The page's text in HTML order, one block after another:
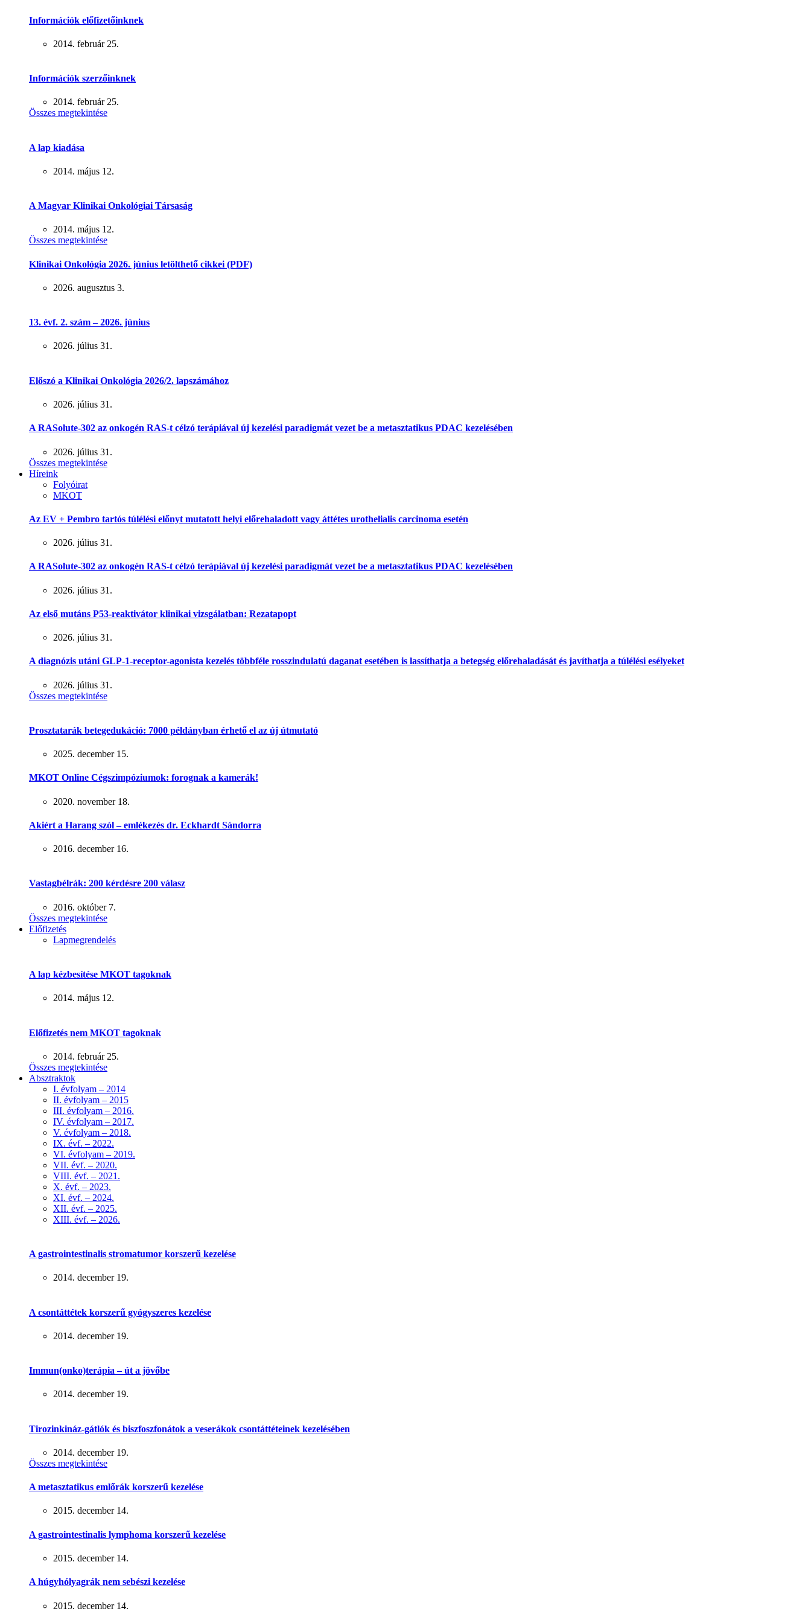
Információk előfizetőinknek
2014. február 25.
Információk szerzőinknek
2014. február 25.
Összes megtekintése
A lap kiadása
2014. május 12.
A Magyar Klinikai Onkológiai Társaság
2014. május 12.
Összes megtekintése
Klinikai Onkológia 2026. június letölthető cikkei (PDF)
2026. augusztus 3.
13. évf. 2. szám – 2026. június
2026. július 31.
Előszó a Klinikai Onkológia 2026/2. lapszámához
2026. július 31.
A RASolute-302 az onkogén RAS-t célzó terápiával új kezelési paradigmát vezet be a metasztatikus PDAC kezelésében
2026. július 31.
Összes megtekintése
Híreink
Folyóirat
MKOT
Az EV + Pembro tartós túlélési előnyt mutatott helyi előrehaladott vagy áttétes urothelialis carcinoma esetén
2026. július 31.
A RASolute-302 az onkogén RAS-t célzó terápiával új kezelési paradigmát vezet be a metasztatikus PDAC kezelésében
2026. július 31.
Az első mutáns P53-reaktivátor klinikai vizsgálatban: Rezatapopt
2026. július 31.
A diagnózis utáni GLP-1-receptor-agonista kezelés többféle rosszindulatú daganat esetében is lassíthatja a betegség előrehaladását és javíthatja a túlélési esélyeket
2026. július 31.
Összes megtekintése
Prosztatarák betegedukáció: 7000 példányban érhető el az új útmutató
2025. december 15.
MKOT Online Cégszimpóziumok: forognak a kamerák!
2020. november 18.
Akiért a Harang szól – emlékezés dr. Eckhardt Sándorra
2016. december 16.
Vastagbélrák: 200 kérdésre 200 válasz
2016. október 7.
Összes megtekintése
Előfizetés
Lapmegrendelés
A lap kézbesítése MKOT tagoknak
2014. május 12.
Előfizetés nem MKOT tagoknak
2014. február 25.
Összes megtekintése
Absztraktok
I. évfolyam – 2014
II. évfolyam – 2015
III. évfolyam – 2016.
IV. évfolyam – 2017.
V. évfolyam – 2018.
IX. évf. – 2022.
VI. évfolyam – 2019.
VII. évf. – 2020.
VIII. évf. – 2021.
X. évf. – 2023.
XI. évf. – 2024.
XII. évf. – 2025.
XIII. évf. – 2026.
A gastrointestinalis stromatumor korszerű kezelése
2014. december 19.
A csontáttétek korszerű gyógyszeres kezelése
2014. december 19.
Immun(onko)terápia – út a jövőbe
2014. december 19.
Tirozinkináz-gátlók és biszfoszfonátok a veserákok csontáttéteinek kezelésében
2014. december 19.
Összes megtekintése
A metasztatikus emlőrák korszerű kezelése
2015. december 14.
A gastrointestinalis lymphoma korszerű kezelése
2015. december 14.
A húgyhólyagrák nem sebészi kezelése
2015. december 14.